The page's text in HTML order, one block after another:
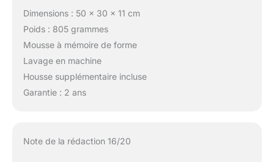
Dimensions : 50 x 30 x 11 cm
Poids : 805 grammes
Mousse à mémoire de forme
Lavage en machine
Housse supplémentaire incluse
Garantie : 2 ans
Note de la rédaction 16/20